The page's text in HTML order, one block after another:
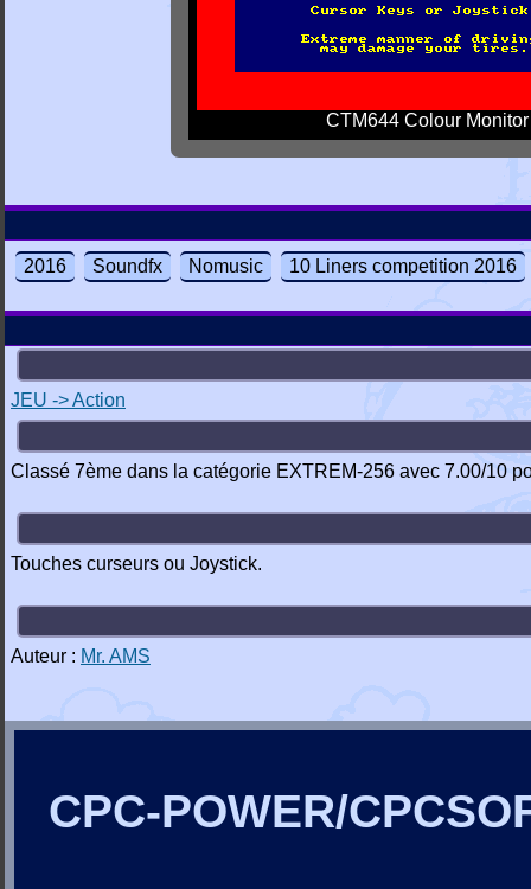
CTM644 Colour Monitor
2016 Soundfx Nomusic 10 Liners competition 2016
JEU -> Action
Classé 7ème dans la catégorie EXTREM-256 avec 7.00/10
Touches curseurs ou Joystick.
Auteur : Mr. AMS
CPC-POWER/